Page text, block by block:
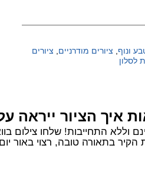
ונוף, ציורים מודרניים, ציורים
לסלון
איך הציור ייראה
שלחו צילום בוואטסאפ של הקיר שלכם ורשמו
בתאורה טובה, רצוי באור